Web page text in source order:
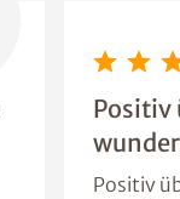
Positiv
Positiv